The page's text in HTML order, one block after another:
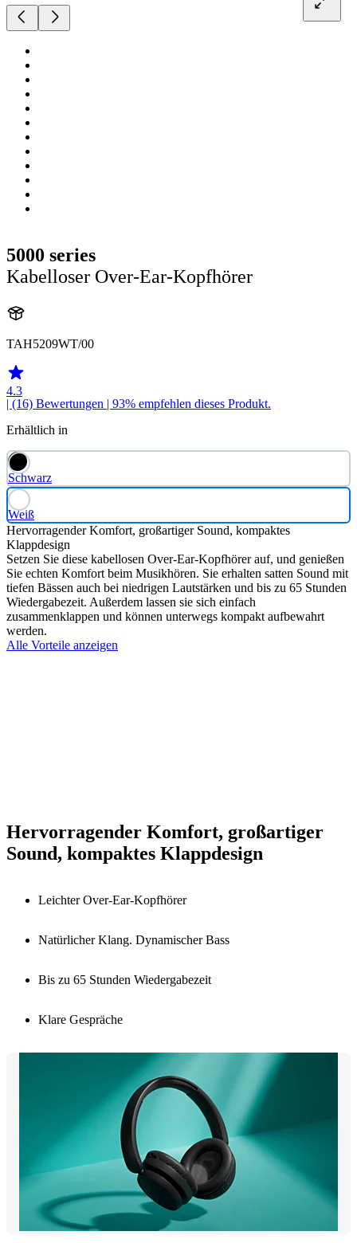
5000 series
Kabelloser Over-Ear-Kopfhörer
TAH5209WT/00
4.3
| (16) Bewertungen | 93% empfehlen dieses Produkt.
Erhältlich in
Schwarz
Weiß
Hervorragender Komfort, großartiger Sound, kompaktes
Klappdesign
Setzen Sie diese kabellosen Over-Ear-Kopfhörer auf, und genießen
Sie echten Komfort beim Musikhören. Sie erhalten satten Sound mit
tiefen Bässen auch bei niedrigen Lautstärken und bis zu 65 Stunden
Wiedergabezeit. Außerdem lassen sie sich einfach
zusammenklappen und können unterwegs kompakt aufbewahrt
werden.
Alle Vorteile anzeigen
Hervorragender Komfort, großartiger
Sound, kompaktes Klappdesign
Leichter Over-Ear-Kopfhörer
Natürlicher Klang. Dynamischer Bass
Bis zu 65 Stunden Wiedergabezeit
Klare Gespräche